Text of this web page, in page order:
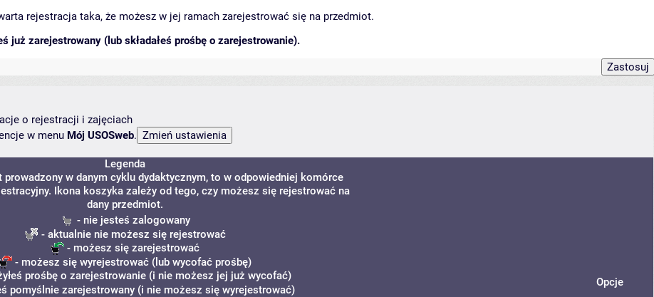
rejestracja taka, że możesz w jej ramach zarejestrować się na przedmiot.
zarejestrowany (lub składałeś prośbę o zarejestrowanie).
o rejestracji i zajęciach
w menu Mój USOSweb.
Legenda
w danym cyklu dydaktycznym, to w odpowiedniej komórce
Ikona koszyka zależy od tego, czy możesz się rejestrować na
dany przedmiot.
- nie jesteś zalogowany
- aktualnie nie możesz się rejestrować
- możesz się zarejestrować
- możesz się wyrejestrować (lub wycofać prośbę)
prośbę o zarejestrowanie (i nie możesz jej już wycofać)
pomyślnie zarejestrowany (i nie możesz się wyrejestrować)
Opcje